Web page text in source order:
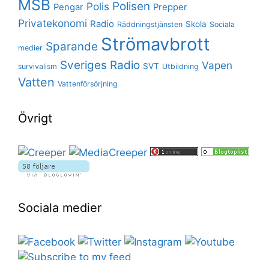
MSB Pengar Polis Polisen Prepper
Privatekonomi Radio Räddningstjänsten Skola Sociala
medier Sparande Strömavbrott
survivalism Sveriges Radio SVT Utbildning Vapen
Vatten Vattenförsörjning
Övrigt
Sociala medier